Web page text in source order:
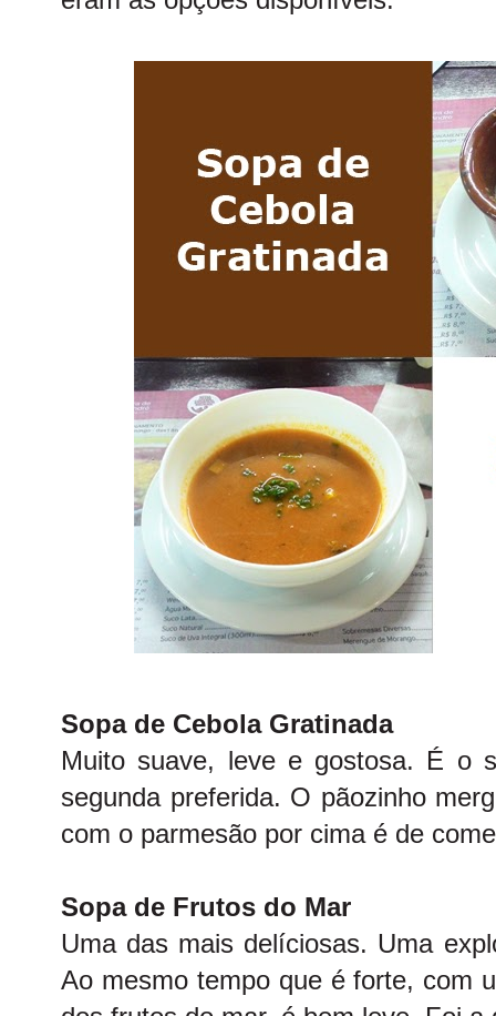
Sopa de Cebola Gratinada
Muito suave, leve e gostosa. É o
segunda preferida. O pãozinho
com o parmesão por cima é de
Sopa de Frutos do Mar
Uma das mais delíciosas. Uma
Ao mesmo tempo que é forte, com